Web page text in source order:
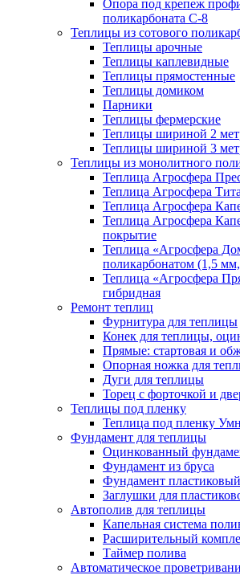
Опора под крепеж
поликарбоната С-8
Теплицы из сотового
Теплицы арочные
Теплицы каплевидные
Теплицы прямостенные
Теплицы домиком
Парники
Теплицы фермерские
Теплицы шириной 2
Теплицы шириной 3
Теплицы из монолитного
Теплица Агросфера
Теплица Агросфера
Теплица Агросфера
Теплица Агросфера
покрытие
Теплица «Агросфера
поликарбонатом (1,5
Теплица «Агросфера
гибридная
Ремонт теплиц
Фурнитура для теплицы
Конек для теплицы,
Прямые: стартовая и
Опорная ножка для
Дуги для теплицы
Торец с форточкой и
Теплицы под пленку
Теплица под пленку
Фундамент для теплицы
Оцинкованный
Фундамент из бруса
Фундамент пластиковый
Заглушки для
Автополив для теплицы
Капельная система
Расширительный
Таймер полива
Автоматическое